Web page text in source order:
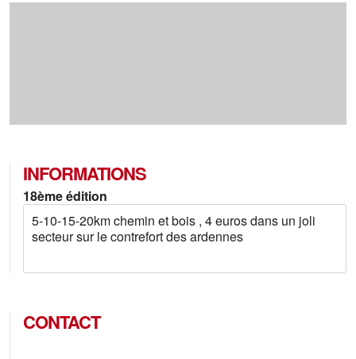
INFORMATIONS
18ème édition
5-10-15-20km chemin et bois , 4 euros dans un joli
secteur sur le contrefort des ardennes
CONTACT